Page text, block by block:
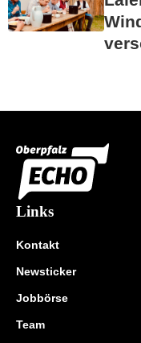
Links
Kontakt
Newsticker
Jobbörse
Team